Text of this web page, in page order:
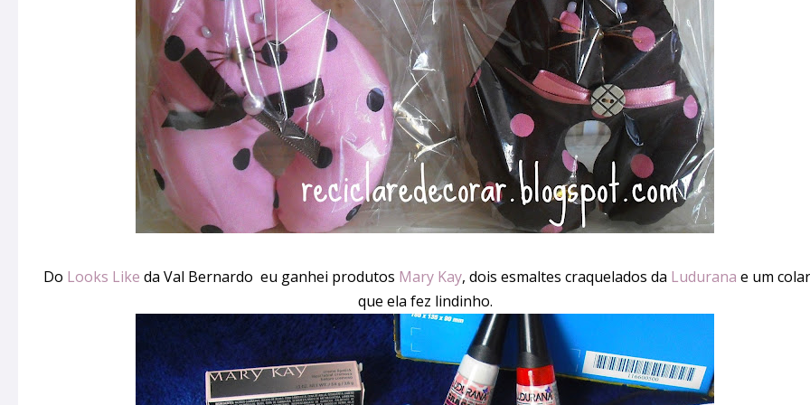
Do Looks Like da Val Bernardo eu ganhei produtos Mary Kay, dois esmaltes craquelados da Ludurana e um colar
que ela fez lindinho.